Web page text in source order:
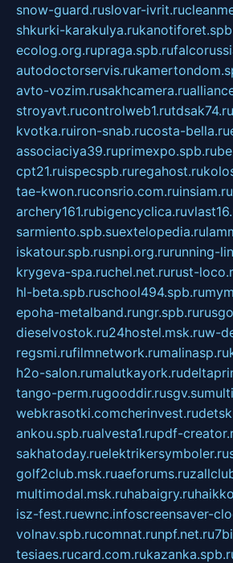
snow-guard.ruslovar-ivrit.ru
shkurki-karakulya.ru
ecolog.org.rupraga.spb.ru
autodoctorservis.ru
avto-vozim.rusakhcamera.ru
stroyavt.rucontrolweb1.rutdsak74.ru
kvotka.ruiron-snab.rucosta-bella.ru
associaciya39.ruprimexpo.spb.ru
cpt21.ruispecspb.ruregahost.ru
tae-kwon.ruconsrio.com.ruinsiam.ru
archery161.rubigencyclica.ru
sarmiento.spb.suextelopedia.ru
iskatour.spb.rusnpi.org.rurunning-
krygeva-spa.ruchel.net.rurust-
hl-beta.spb.ruschool494.spb.ru
epoha-metalband.rungr.spb.ru
dieselvostok.ru24hostel.msk.ruw-
regsmi.rufilmnetwork.rumalinasp.ru
h2o-salon.rumalutkayork.ru
tango-perm.rugooddir.rusgv.su
webkrasotki.comcherinvest.ru
ankou.spb.rualvesta1.rupdf-
sakhatoday.ruelektrikersymboler.ru
golf2club.msk.ruaeforums.ru
multimodal.msk.ruhabaigry.ru
isz-fest.ruewnc.infoscreensaver-
volnav.spb.rucomnat.runpf.net.ru
tesiaes.rucard.com.ru